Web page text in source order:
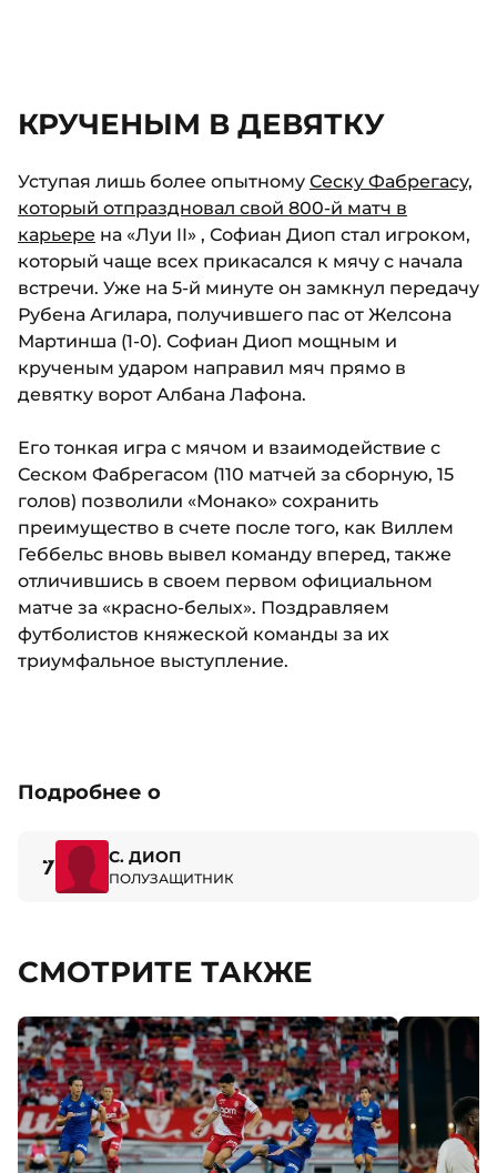
КРУЧЕНЫМ В ДЕВЯТКУ
Уступая лишь более опытному Сеску Фабрегасу,
который отпраздновал свой 800-й матч в
карьере на «Луи II» , Софиан Диоп стал игроком,
который чаще всех прикасался к мячу с начала
встречи. Уже на 5-й минуте он замкнул передачу
Рубена Агилара, получившего пас от Желсона
Мартинша (1-0). Софиан Диоп мощным и
крученым ударом направил мяч прямо в
девятку ворот Албана Лафона.
Его тонкая игра с мячом и взаимодействие с
Сеском Фабрегасом (110 матчей за сборную, 15
голов) позволили «Монако» сохранить
преимущество в счете после того, как Виллем
Геббельс вновь вывел команду вперед, также
отличившись в своем первом официальном
матче за «красно-белых». Поздравляем
футболистов княжеской команды за их
триумфальное выступление.
Подробнее о
7 С. ДИОП
ПОЛУЗАЩИТНИК
СМОТРИТЕ ТАКЖЕ